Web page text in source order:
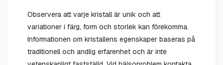
Observera att varje kristall är unik och att
variationer i färg, form och storlek kan förekomma.
Informationen om kristallens egenskaper baseras på
traditionell och andlig erfarenhet och är inte